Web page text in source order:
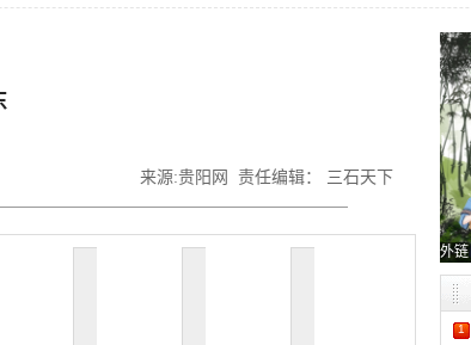
来源:贵阳网 责任编辑： 三石天下
外链
1